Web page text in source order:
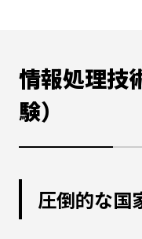
情報処理技
験）
圧倒的な国